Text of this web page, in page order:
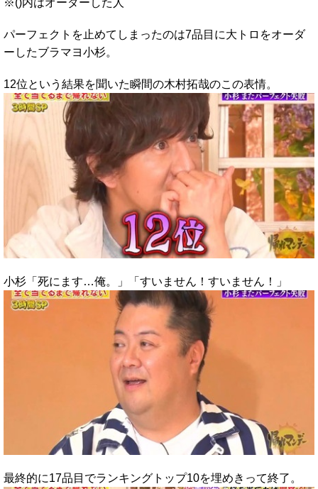
※()内はオーダーした人
パーフェクトを止めてしまったのは7品目に大トロをオーダ
ーしたブラマヨ小杉。
12位という結果を聞いた瞬間の木村拓哉のこの表情。
小杉「死にます…俺。」「すいません！すいません！」
最終的に17品目でランキングトップ10を埋めきって終了。